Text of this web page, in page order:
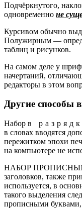
Подчёркнутого,
одновременно не
Курсивом обычно
Полужирным —
таблиц и рисунков.
На самом деле у
начертаний,
редакторы в этом
Другие способы
Набор в
в словах вводятся
пережитком эпохи
на компьютере не
НАБОР
заголовков, также
используется, в
такого выделения
прописными буквами,